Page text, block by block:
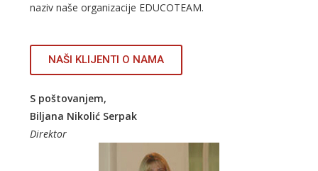
naziv naše organizacije EDUCOTEAM.
NAŠI KLIJENTI O NAMA​
S poštovanjem,
Biljana Nikolić Serpak
Direktor